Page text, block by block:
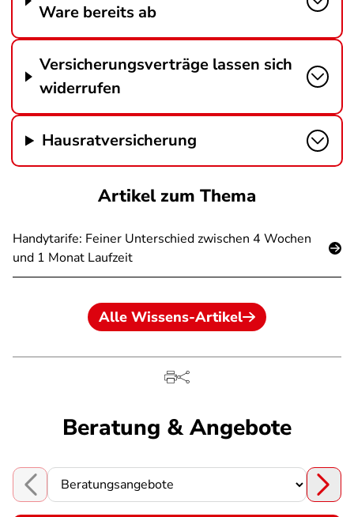
Ware bereits ab
Versicherungsverträge lassen sich
widerrufen
Hausratversicherung
Artikel zum Thema
Handytarife: Feiner Unterschied zwischen 4 Wochen
und 1 Monat Laufzeit
Alle Wissens-Artikel
Beratung & Angebote
Choose a section